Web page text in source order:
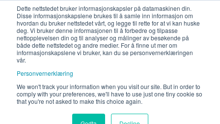
Dette nettstedet bruker informasjonskapsler på datamaskinen din.
Disse informasjonskapslene brukes til å samle inn informasjon om
hvordan du bruker nettstedet vårt, og legge til rette for at vi kan huske
deg. Vi bruker denne informasjonen til å forbedre og tilpasse
nettopplevelsen din og til analyser og målinger av besøkende på
både dette nettstedet og andre medier. For å finne ut mer om
informasjonskapslene vi bruker, kan du se personvernerklæringen
vår.
Personvernerklæring
We won't track your information when you visit our site. But in order to
comply with your preferences, we'll have to use just one tiny cookie so
that you're not asked to make this choice again.
Personvernerklærin